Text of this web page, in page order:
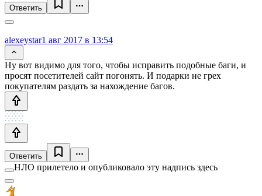
Ответить
alexeystar1 авг 2017 в 13:54
Ну вот видимо для того, чтобы исправить подобные баги, и
просят посетителей сайт погонять. И подарки не грех
покупателям раздать за нахождение багов.
Ответить
НЛО прилетело и опубликовало эту надпись здесь